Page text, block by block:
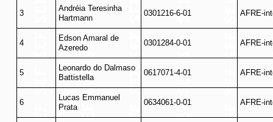
3
Andréia Teresinha
Hartmann
0301216-6-01 AFRE-
4
Edson Amaral de
Azeredo
0301284-0-01 AFRE-
5
Leonardo do Dalmaso
Battistella
0617071-4-01 AFRE-
6
Lucas Emmanuel
Prata
0634061-0-01 AFRE-